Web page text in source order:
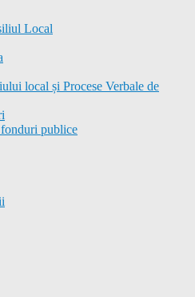
Local
local și Procese Verbale de
publice